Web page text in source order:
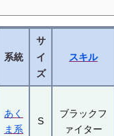
系統
サ
イ
ズ
スキル
あく
ま系
S
ブラックフ
ァイター